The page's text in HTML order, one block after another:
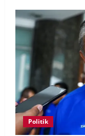
Politik